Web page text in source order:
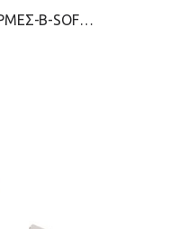
ΓΥΝΑΙΚΕΙΕΣ ΠΛΑΤΦΟΡΜΕΣ-B-SOFT-2199-0300-ΜΑΥΡΟ